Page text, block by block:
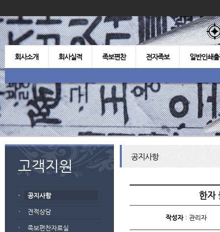
회사소개 회사실적 족보편찬 전자족보 일반인쇄
고객지원
공지사항
견적상담
족보편찬자료실
공지사항
한자
작성자: 관리자